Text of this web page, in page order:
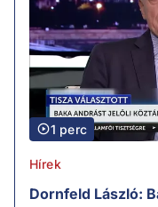
1 perc
Hírek
Dornfeld László: